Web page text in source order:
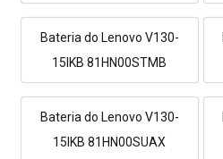
Bateria do Lenovo V130-
15IKB 81HN00STMB
Bateria do Lenovo V130-
15IKB 81HN00SUAX